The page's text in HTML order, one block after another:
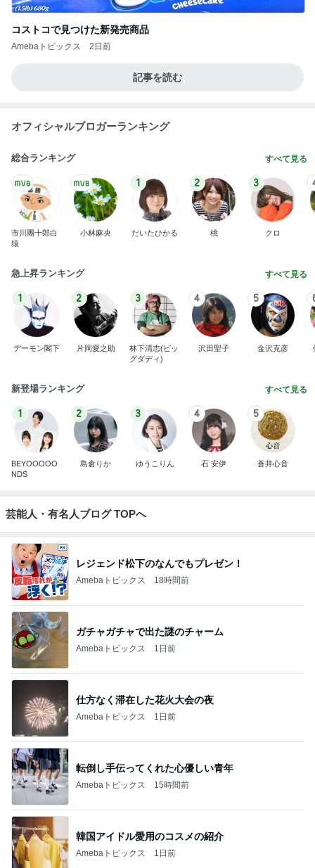
コストコで見つけた新発売商品
Amebaトピックス 2日前
記事を読む
オフィシャルブロガーランキング
総合ランキング すべて見る
市川團十郎白
猿
小林麻央
1
だいたひかる
2
桃
3
クロ
急上昇ランキング すべて見る
1
デーモン閣下
2
片岡愛之助
3
林下清志(ビッ
グダディ)
4
沢田聖子
5
金沢克彦
新登場ランキング すべて見る
1
BEYOOOOO
NDS
2
島倉りか
3
ゆうこりん
4
石 安伊
5
蒼井心音
芸能人・有名人ブログ TOPへ
レジェンド松下のなんでもプレゼン！
Amebaトピックス 18時間前
ガチャガチャで出た謎のチャーム
Amebaトピックス 1日前
仕方なく滞在した花火大会の夜
Amebaトピックス 1日前
転倒し手伝ってくれた心優しい青年
Amebaトピックス 15時間前
韓国アイドル愛用のコスメの紹介
Amebaトピックス 1日前